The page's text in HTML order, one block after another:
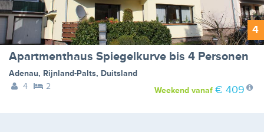
4
Apartmenthaus Spiegelkurve bis 4 Personen
Adenau, Rijnland-Palts, Duitsland
4
2 Weekendvanaf € 409